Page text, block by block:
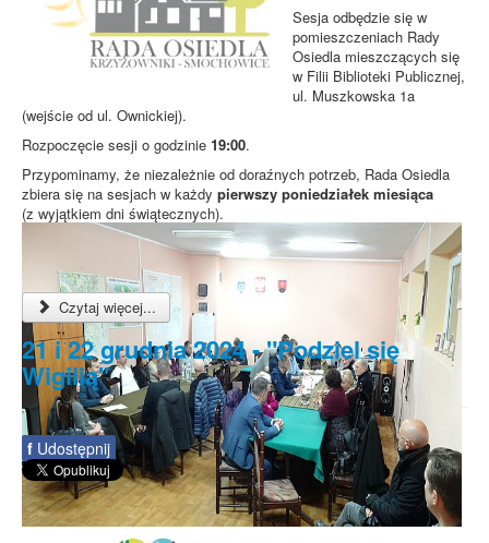
Sesja odbędzie się w
pomieszczeniach Rady
Osiedla mieszczących się
w Filii Biblioteki Publicznej,
ul. Muszkowska 1a
(wejście od ul. Ownickiej).
Rozpoczęcie sesji o godzinie 19:00.
Przypominamy, że niezależnie od doraźnych potrzeb, Rada Osiedla
zbiera się na sesjach w każdy pierwszy poniedziałek miesiąca
(z wyjątkiem dni świątecznych).
Czytaj więcej...
21 i 22 grudnia 2024 - "Podziel się
Wigilią"
f Udostępnij